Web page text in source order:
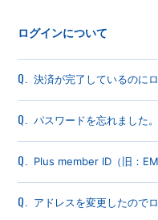
ログインについて
Q. 決済が完了しているのに
Q. パスワードを忘れました。
Q. Plus member ID（旧：
Q. アドレスを変更したので